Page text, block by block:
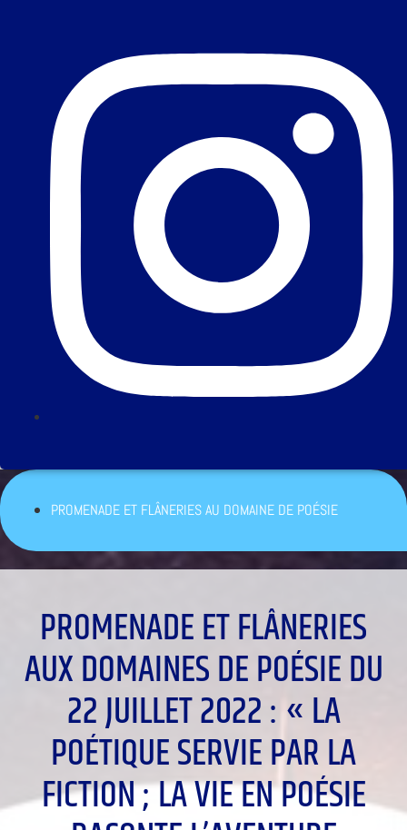
PROMENADE ET FLÂNERIES AU DOMAINE DE POÉSIE
PROMENADE ET FLÂNERIES
AUX DOMAINES DE POÉSIE DU
22 JUILLET 2022 : « LA
POÉTIQUE SERVIE PAR LA
FICTION ; LA VIE EN POÉSIE